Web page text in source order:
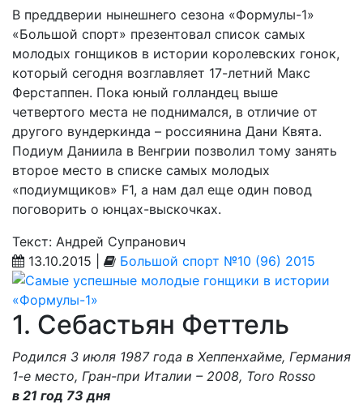
В преддверии нынешнего сезона «Формулы-1»
«Большой спорт» презентовал список самых
молодых гонщиков в истории королевских гонок,
который сегодня возглавляет 17-летний Макс
Ферстаппен. Пока юный голландец выше
четвертого места не поднимался, в отличие от
другого вундеркинда – россиянина Дани Квята.
Подиум Даниила в Венгрии позволил тому занять
второе место в списке самых молодых
«подиумщиков» F1, а нам дал еще один повод
поговорить о юнцах-выскочках.
Текст: Андрей Супранович
13.10.2015 |
Большой спорт №10 (96) 2015
1. Себастьян Феттель
Родился 3 июля 1987 года в Хеппенхайме, Германия
1-е место, Гран-при Италии – 2008, Toro Rosso
в 21 год 73 дня